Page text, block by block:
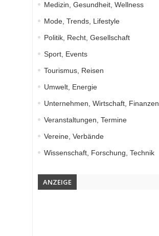
Medizin, Gesundheit, Wellness
Mode, Trends, Lifestyle
Politik, Recht, Gesellschaft
Sport, Events
Tourismus, Reisen
Umwelt, Energie
Unternehmen, Wirtschaft, Finanzen
Veranstaltungen, Termine
Vereine, Verbände
Wissenschaft, Forschung, Technik
ANZEIGE